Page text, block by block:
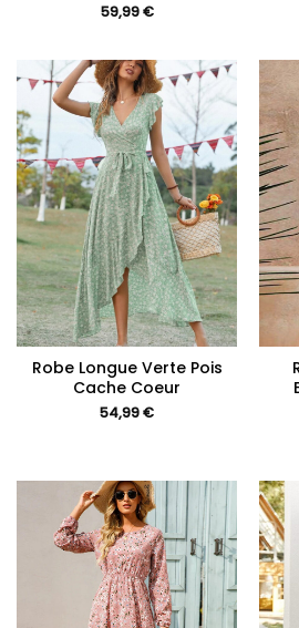
59,99€
Robe Longue Verte Pois
Cache Coeur
54,99€